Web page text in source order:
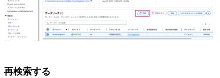
再検索する